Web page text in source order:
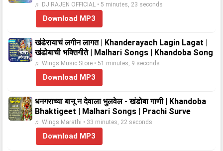
♬ DJ RAJEN OFFICIAL • 5 minutes, 23 seconds
Download MP3
खंडेरायाचं लगीन लागत | Khanderayach Lagin Lagat |
खंडोबाची भक्तिगीते | Malhari Songs | Khandoba Song
♬ Wings Music Store • 51 minutes, 9 seconds
Download MP3
धनगराच्या बानू न देवाला भुलवेल - खंडोबा गाणी | Khandoba
Bhaktigeet | Malhari Songs | Prachi Surve
♬ Wings Marathi • 33 minutes, 22 seconds
Download MP3